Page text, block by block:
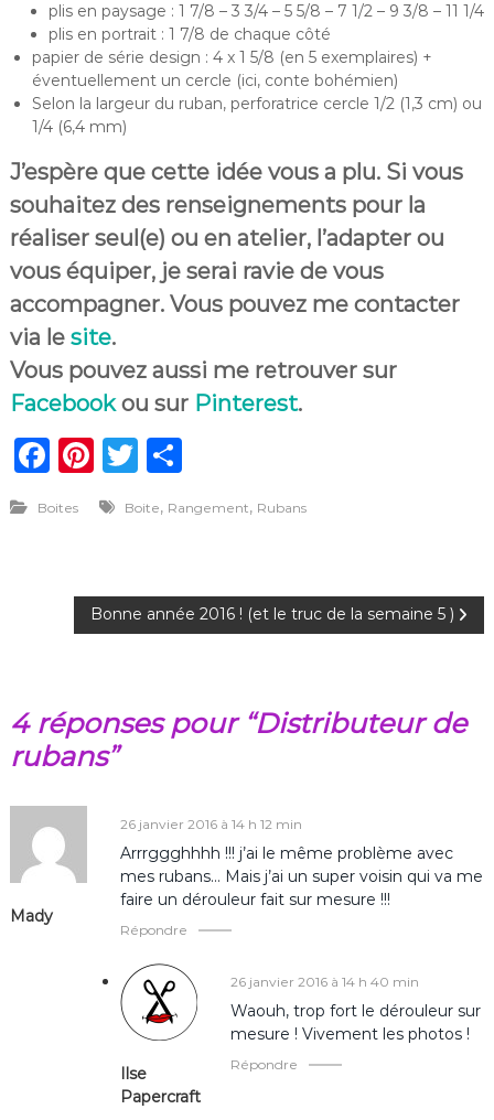
plis en paysage : 1 7/8 – 3 3/4 – 5 5/8 – 7 1/2 – 9 3/8 – 11 1/4
plis en portrait : 1 7/8 de chaque côté
papier de série design : 4 x 1 5/8 (en 5 exemplaires) +
éventuellement un cercle (ici, conte bohémien)
Selon la largeur du ruban, perforatrice cercle 1/2 (1,3 cm) ou
1/4 (6,4 mm)
J’espère que cette idée vous a plu. Si vous
souhaitez des renseignements pour la
réaliser seul(e) ou en atelier, l’adapter ou
vous équiper, je serai ravie de vous
accompagner. Vous pouvez me contacter
via le site.
Vous pouvez aussi me retrouver sur
Facebookou sur Pinterest.
F
c
k
Pi
n
te
st
T
it
r
P
ta
er
Boites Boite, Rangement, Rubans
v
i
g
a
t
Bonne année 2016 ! (et le truc de la semaine 5 )
4 réponses pour “Distributeur de
rubans”
Mady
26 janvier 2016 à 14 h 12 min
Arrrggghhhh !!! j’ai le même problème avec
mes rubans… Mais j’ai un super voisin qui va me
faire un dérouleur fait sur mesure !!!
Répondre
Ilse
Papercraft
26 janvier 2016 à 14 h 40 min
Waouh, trop fort le dérouleur sur
mesure ! Vivement les photos !
Répondre